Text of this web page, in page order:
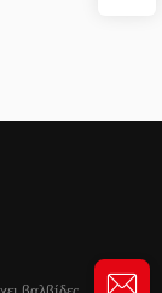
βαλβίδες